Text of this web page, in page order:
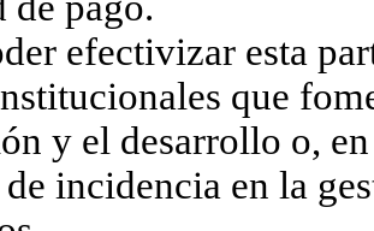
efectivizar esta
que
y el desarrollo o,
de incidencia en la